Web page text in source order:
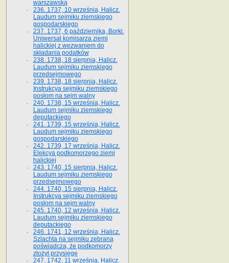
warszawską
236. 1737, 10 września, Halicz.
Laudum sejmiku ziemskiego
gospodarskiego
237. 1737, 6 października, Borki.
Uniwersał komisarza ziemi
halickiej z wezwaniem do
składania podatków
238. 1738, 18 sierpnia, Halicz.
Laudum sejmiku ziemskiego
przedsejmowego
239. 1738, 18 sierpnia, Halicz.
Instrukcya sejmiku ziemskiego
posłom na sejm walny
240. 1738, 15 września, Halicz.
Laudum sejmiku ziemskiego
deputackiego
241. 1739, 15 września, Halicz.
Laudum sejmiku ziemskiego
gospodarskiego
242. 1739, 17 września, Halicz.
Elekcya podkomorzego ziemi
halickiej
243. 1740, 15 sierpnia, Halicz.
Laudum sejmiku ziemskiego
przedsejmowego
244. 1740, 15 sierpnia, Halicz.
Instrukcya sejmiku ziemskiego
posłom na sejm walny
245. 1740, 12 września, Halicz.
Laudum sejmiku ziemskiego
deputackiego
246. 1741, 12 września, Halicz.
Szlachta na sejmiku zebrana
poświadcza, że podkomorzy
złożył przysięgę
247. 1742, 11 września, Halicz.